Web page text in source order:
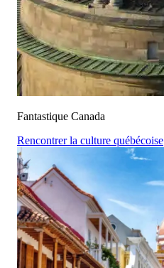
Fantastique Canada
Rencontrer la culture québécoise